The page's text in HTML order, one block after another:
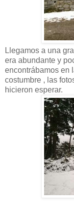
Llegamos a una
era abundante y
encontrábamos en
costumbre , las
hicieron esperar.